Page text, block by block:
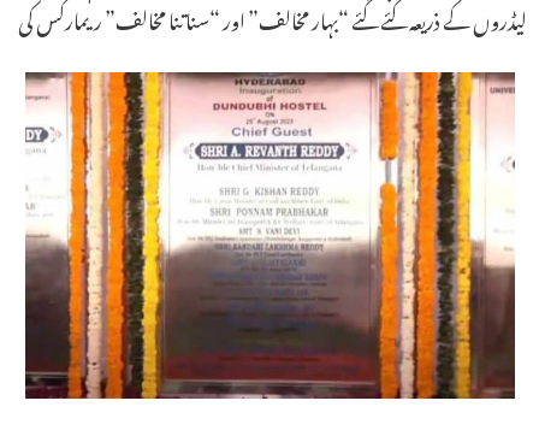
لیڈروں کے ذریعہ کئے گئے “بہار مخالف” اور “سناتنا مخالف” ریمارکس کی